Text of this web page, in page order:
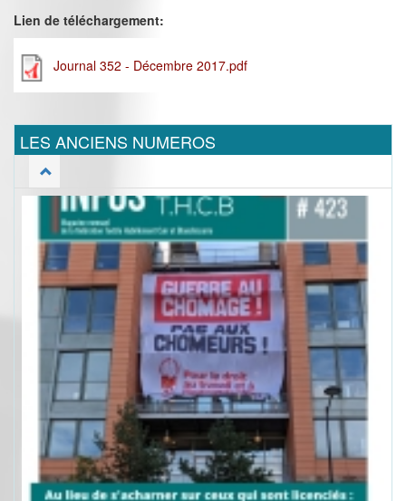
Lien de téléchargement:
Journal 352 - Décembre 2017.pdf
LES ANCIENS NUMEROS